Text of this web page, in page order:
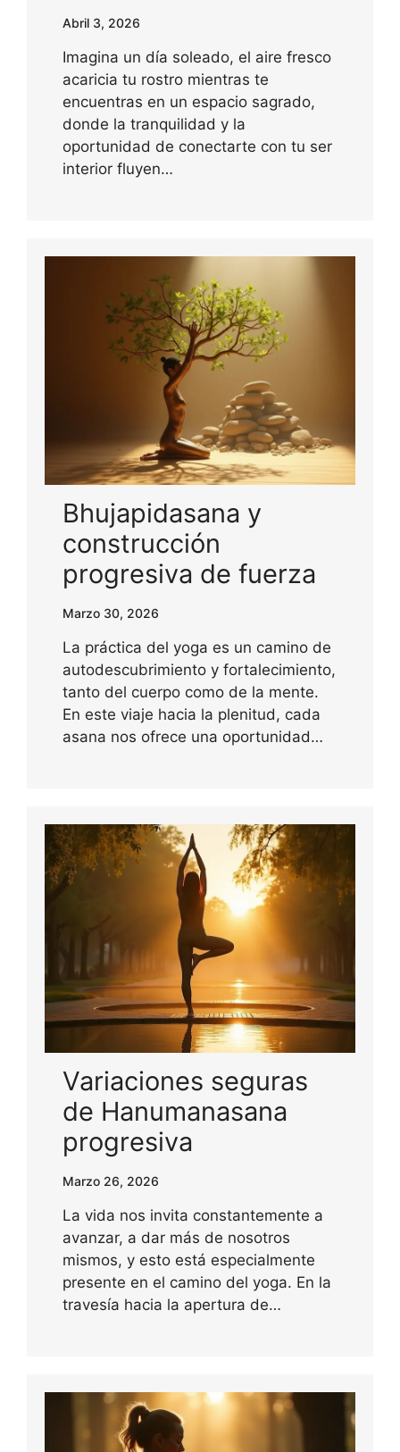
Abril 3, 2026
Imagina un día soleado, el aire fresco
acaricia tu rostro mientras te
encuentras en un espacio sagrado,
donde la tranquilidad y la
oportunidad de conectarte con tu ser
interior fluyen…
Bhujapidasana y
construcción
progresiva de fuerza
Marzo 30, 2026
La práctica del yoga es un camino de
autodescubrimiento y fortalecimiento,
tanto del cuerpo como de la mente.
En este viaje hacia la plenitud, cada
asana nos ofrece una oportunidad…
Variaciones seguras
de Hanumanasana
progresiva
Marzo 26, 2026
La vida nos invita constantemente a
avanzar, a dar más de nosotros
mismos, y esto está especialmente
presente en el camino del yoga. En la
travesía hacia la apertura de…